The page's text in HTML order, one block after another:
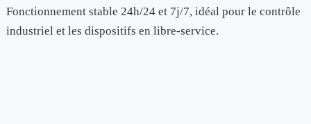
Fonctionnement stable 24h/24 et 7j/7, idéal pour le contrôle
industriel et les dispositifs en libre-service.